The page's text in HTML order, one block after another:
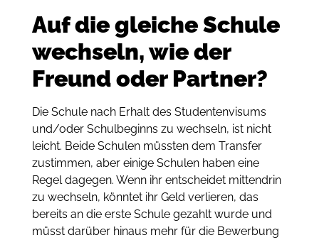
Auf die gleiche Schule
wechseln, wie der
Freund oder Partner?
Die Schule nach Erhalt des Studentenvisums
und/oder Schulbeginns zu wechseln, ist nicht
leicht. Beide Schulen müssten dem Transfer
zustimmen, aber einige Schulen haben eine
Regel dagegen. Wenn ihr entscheidet mittendrin
zu wechseln, könntet ihr Geld verlieren, das
bereits an die erste Schule gezahlt wurde und
müsst darüber hinaus mehr für die Bewerbung